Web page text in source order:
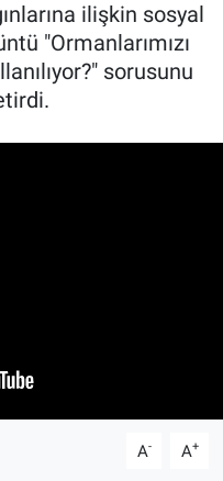
ilişkin sosyal
"Ormanlarımızı
sorusunu
A- A+